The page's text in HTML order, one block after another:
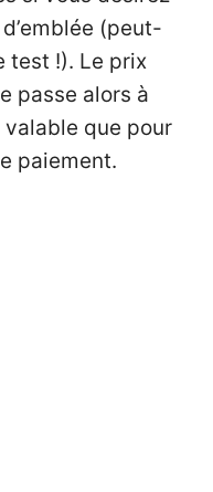
(peut-
test !). Le prix
passe alors à
valable que pour
paiement.